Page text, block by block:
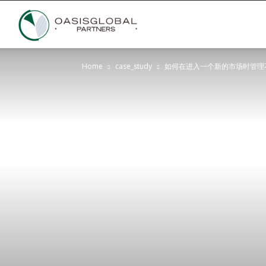
Global
Home case_study 如何在进入一个新的市场时管